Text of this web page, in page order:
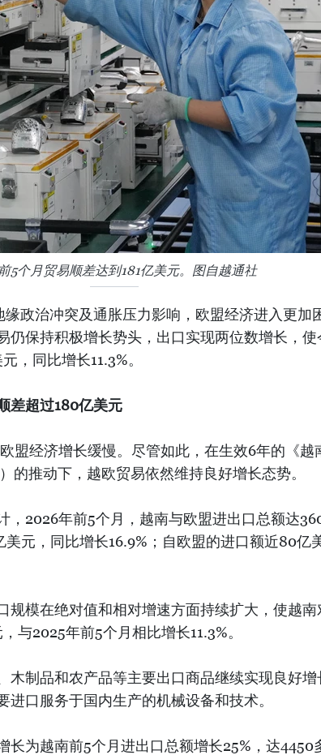
5个月贸易顺差达到181亿美元。图自越通社
政治冲突及通胀压力影响，欧盟经济进入更加
仍保持积极增长势头，出口实现两位数增长，
，同比增长11.3%。
差超过180亿美元
盟经济增长缓慢。尽管如此，在生效6年的《
的推动下，越欧贸易依然维持良好增长态势。
，2026年前5个月，越南与欧盟进出口总额达
美元，同比增长16.9%；自欧盟的进口额近80亿
规模在绝对值和相对增速方面持续扩大，使越
与2025年前5个月相比增长11.3%。
木制品和农产品等主要出口商品继续实现良好增
进口服务于国内生产的机械设备和技术。
长为越南前5个月进出口总额增长25%，达4450